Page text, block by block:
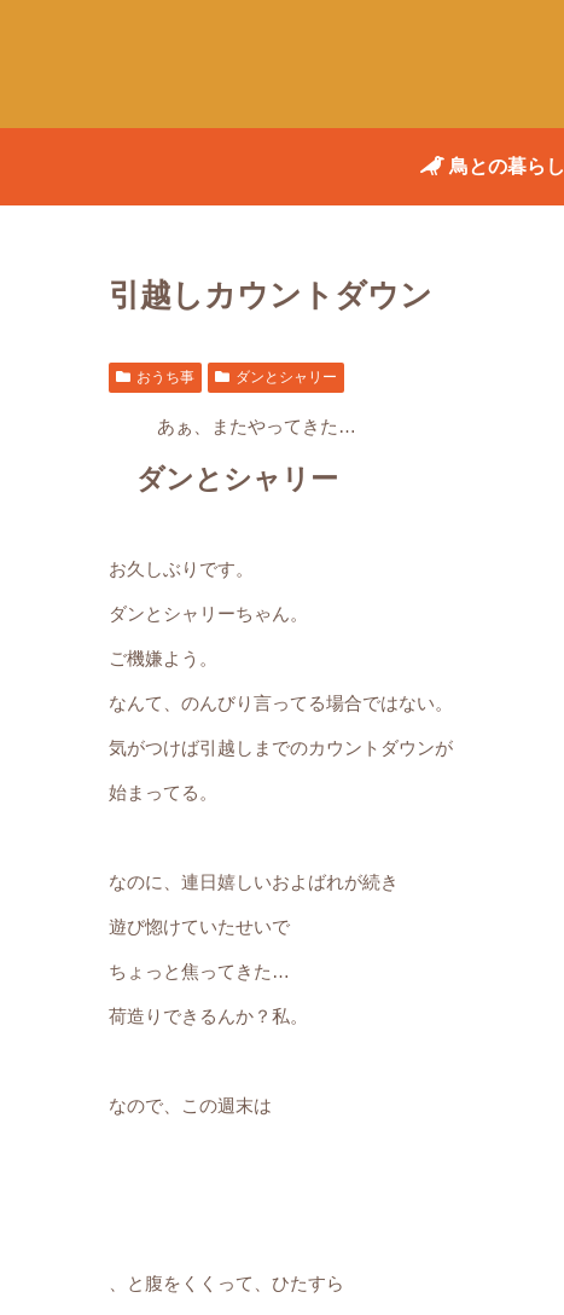
鳥との暮らし
引越しカウントダウン
おうち事 ダンとシャリー
あぁ、またやってきた…
ダンとシャリー
お久しぶりです。
ダンとシャリーちゃん。
ご機嫌よう。
なんて、のんびり言ってる場合ではない。
気がつけば引越しまでのカウントダウンが
始まってる。
なのに、連日嬉しいおよばれが続き
遊び惚けていたせいで
ちょっと焦ってきた…
荷造りできるんか？私。
なので、この週末は
、と腹をくくって、ひたすら